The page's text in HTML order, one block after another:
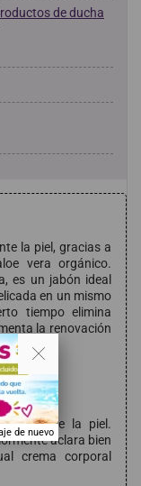
de ducha
la piel, gracias a
vera orgánico.
es un jabón ideal
en un mismo
tiempo elimina
la renovación
sobre la piel.
aclara bien
crema corporal
de nuevo